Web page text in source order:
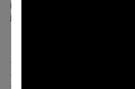
has an estranged older brother and
journey to find his lost sibling.
⟢ 𝟐𝟎𝟐𝟒 第𝟐𝟔屆台北電影節 ⟣
﹏﹏ ​